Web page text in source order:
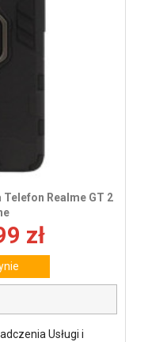
Telefon Realme GT 2
zł
Usługi i